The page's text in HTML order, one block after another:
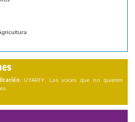
UYARIY: Las voces que no quieren